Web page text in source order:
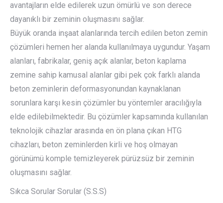
avantajların elde edilerek uzun ömürlü ve son derece
dayanıklı bir zeminin oluşmasını sağlar.
Büyük oranda inşaat alanlarında tercih edilen beton zemin
çözümleri hemen her alanda kullanılmaya uygundur. Yaşam
alanları, fabrikalar, geniş açık alanlar, beton kaplama
zemine sahip kamusal alanlar gibi pek çok farklı alanda
beton zeminlerin deformasyonundan kaynaklanan
sorunlara karşı kesin çözümler bu yöntemler aracılığıyla
elde edilebilmektedir. Bu çözümler kapsamında kullanılan
teknolojik cihazlar arasında en ön plana çıkan HTG
cihazları, beton zeminlerden kirli ve hoş olmayan
görünümü komple temizleyerek pürüzsüz bir zeminin
oluşmasını sağlar.
Sıkca Sorular Sorular (S.S.S)